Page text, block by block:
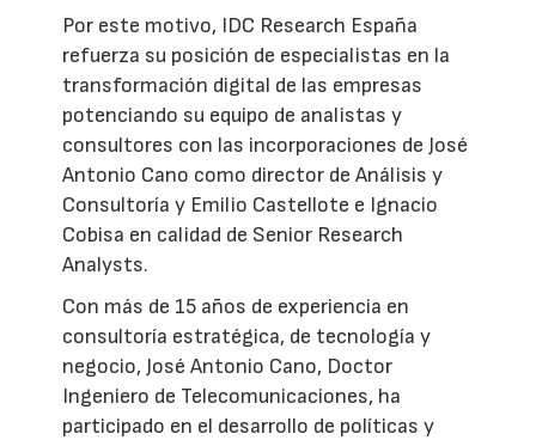
Por este motivo, IDC Research España
refuerza su posición de especialistas en la
transformación digital de las empresas
potenciando su equipo de analistas y
consultores con las incorporaciones de José
Antonio Cano como director de Análisis y
Consultoría y Emilio Castellote e Ignacio
Cobisa en calidad de Senior Research
Analysts.
Con más de 15 años de experiencia en
consultoría estratégica, de tecnología y
negocio, José Antonio Cano, Doctor
Ingeniero de Telecomunicaciones, ha
participado en el desarrollo de políticas y